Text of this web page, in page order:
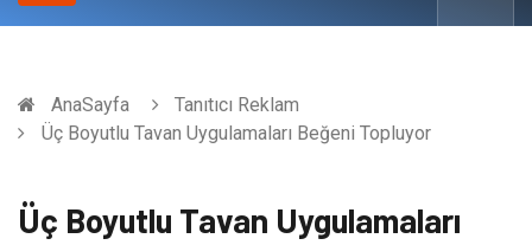
AnaSayfa
Tanıtıcı Reklam
Üç Boyutlu Tavan Uygulamaları Beğeni Topluyor
Üç Boyutlu Tavan Uygulamaları